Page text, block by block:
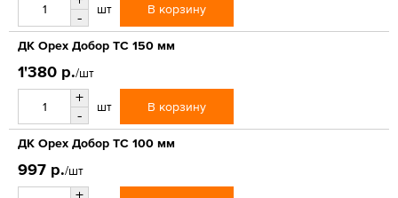
-
шт В корзину
ДК Орех Добор ТС 150 мм
1'380 р./шт
+
-
шт В корзину
ДК Орех Добор ТС 100 мм
997 р./шт